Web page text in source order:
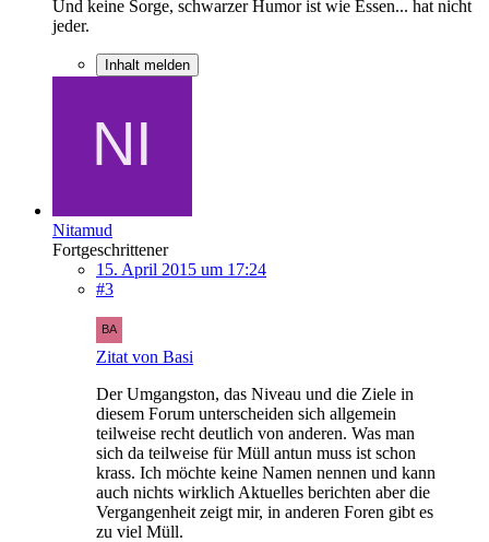
Und keine Sorge, schwarzer Humor ist wie Essen... hat nicht
jeder.
Inhalt melden
Nitamud
Fortgeschrittener
15. April 2015 um 17:24
#3
Zitat von Basi
Der Umgangston, das Niveau und die Ziele in
diesem Forum unterscheiden sich allgemein
teilweise recht deutlich von anderen. Was man
sich da teilweise für Müll antun muss ist schon
krass. Ich möchte keine Namen nennen und kann
auch nichts wirklich Aktuelles berichten aber die
Vergangenheit zeigt mir, in anderen Foren gibt es
zu viel Müll.